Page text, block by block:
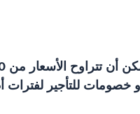
توكيلاو خصومات للتأجير